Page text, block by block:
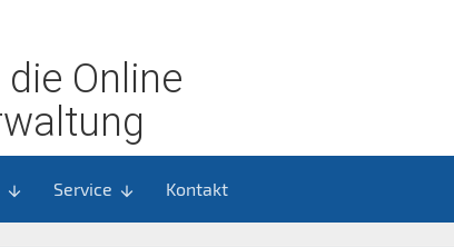
Online
arrow_downward Service arrow_downward Kontakt